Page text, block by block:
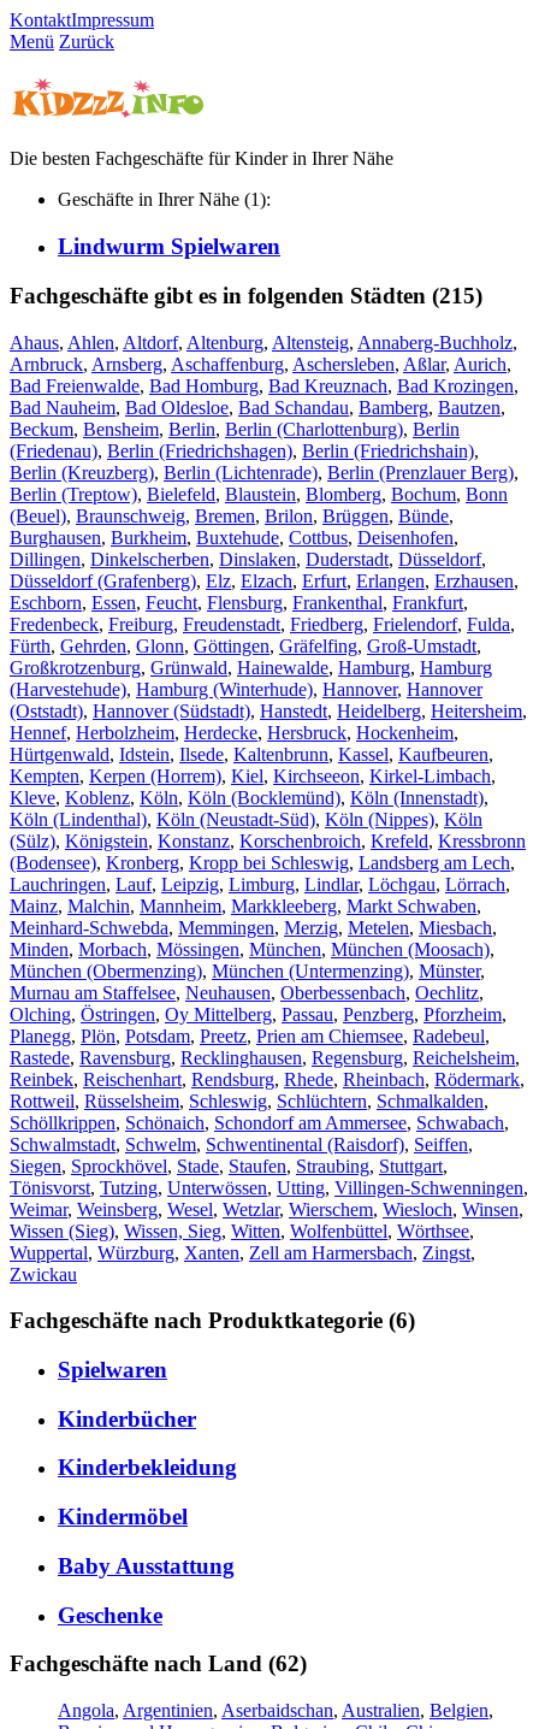
KontaktImpressum
Menü Zurück
Die besten Fachgeschäfte für Kinder in Ihrer Nähe
Geschäfte in Ihrer Nähe (1):
Lindwurm Spielwaren
Fachgeschäfte gibt es in folgenden Städten (215)
Ahaus, Ahlen, Altdorf, Altenburg, Altensteig, Annaberg-Buchholz,
Arnbruck, Arnsberg, Aschaffenburg, Aschersleben, Aßlar, Aurich,
Bad Freienwalde, Bad Homburg, Bad Kreuznach, Bad Krozingen,
Bad Nauheim, Bad Oldesloe, Bad Schandau, Bamberg, Bautzen,
Beckum, Bensheim, Berlin, Berlin (Charlottenburg), Berlin
(Friedenau), Berlin (Friedrichshagen), Berlin (Friedrichshain),
Berlin (Kreuzberg), Berlin (Lichtenrade), Berlin (Prenzlauer Berg),
Berlin (Treptow), Bielefeld, Blaustein, Blomberg, Bochum, Bonn
(Beuel), Braunschweig, Bremen, Brilon, Brüggen, Bünde,
Burghausen, Burkheim, Buxtehude, Cottbus, Deisenhofen,
Dillingen, Dinkelscherben, Dinslaken, Duderstadt, Düsseldorf,
Düsseldorf (Grafenberg), Elz, Elzach, Erfurt, Erlangen, Erzhausen,
Eschborn, Essen, Feucht, Flensburg, Frankenthal, Frankfurt,
Fredenbeck, Freiburg, Freudenstadt, Friedberg, Frielendorf, Fulda,
Fürth, Gehrden, Glonn, Göttingen, Gräfelfing, Groß-Umstadt,
Großkrotzenburg, Grünwald, Hainewalde, Hamburg, Hamburg
(Harvestehude), Hamburg (Winterhude), Hannover, Hannover
(Oststadt), Hannover (Südstadt), Hanstedt, Heidelberg, Heitersheim,
Hennef, Herbolzheim, Herdecke, Hersbruck, Hockenheim,
Hürtgenwald, Idstein, Ilsede, Kaltenbrunn, Kassel, Kaufbeuren,
Kempten, Kerpen (Horrem), Kiel, Kirchseeon, Kirkel-Limbach,
Kleve, Koblenz, Köln, Köln (Bocklemünd), Köln (Innenstadt),
Köln (Lindenthal), Köln (Neustadt-Süd), Köln (Nippes), Köln
(Sülz), Königstein, Konstanz, Korschenbroich, Krefeld, Kressbronn
(Bodensee), Kronberg, Kropp bei Schleswig, Landsberg am Lech,
Lauchringen, Lauf, Leipzig, Limburg, Lindlar, Löchgau, Lörrach,
Mainz, Malchin, Mannheim, Markkleeberg, Markt Schwaben,
Meinhard-Schwebda, Memmingen, Merzig, Metelen, Miesbach,
Minden, Morbach, Mössingen, München, München (Moosach),
München (Obermenzing), München (Untermenzing), Münster,
Murnau am Staffelsee, Neuhausen, Oberbessenbach, Oechlitz,
Olching, Östringen, Oy Mittelberg, Passau, Penzberg, Pforzheim,
Planegg, Plön, Potsdam, Preetz, Prien am Chiemsee, Radebeul,
Rastede, Ravensburg, Recklinghausen, Regensburg, Reichelsheim,
Reinbek, Reischenhart, Rendsburg, Rhede, Rheinbach, Rödermark,
Rottweil, Rüsselsheim, Schleswig, Schlüchtern, Schmalkalden,
Schöllkrippen, Schönaich, Schondorf am Ammersee, Schwabach,
Schwalmstadt, Schwelm, Schwentinental (Raisdorf), Seiffen,
Siegen, Sprockhövel, Stade, Staufen, Straubing, Stuttgart,
Tönisvorst, Tutzing, Unterwössen, Utting, Villingen-Schwenningen,
Weimar, Weinsberg, Wesel, Wetzlar, Wierschem, Wiesloch, Winsen,
Wissen (Sieg), Wissen, Sieg, Witten, Wolfenbüttel, Wörthsee,
Wuppertal, Würzburg, Xanten, Zell am Harmersbach, Zingst,
Zwickau
Fachgeschäfte nach Produktkategorie (6)
Spielwaren
Kinderbücher
Kinderbekleidung
Kindermöbel
Baby Ausstattung
Geschenke
Fachgeschäfte nach Land (62)
Angola, Argentinien, Aserbaidschan, Australien, Belgien,